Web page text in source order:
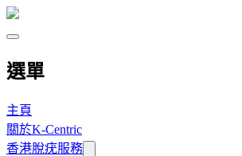
選單
主頁
關於K-Centric
香港脫疣服務